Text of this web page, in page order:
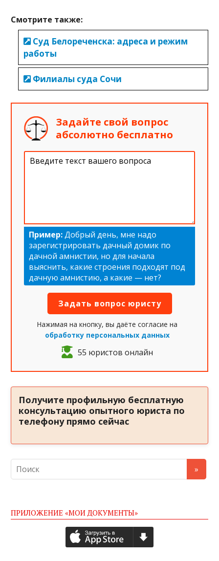
Смотрите также:
Суд Белореченска: адреса и режим
работы
Филиалы суда Сочи
Задайте свой вопрос
абсолютно бесплатно
Пример:Добрый день, мне надо
зарегистрировать дачный домик по
дачной амнистии, но для начала
выяснить, какие строения подходят под
дачную амнистию, а какие — нет?
Нажимая на кнопку, вы даёте согласие на
обработку персональных данных
55 юристов онлайн
Получите профильную бесплатную
консультацию опытного юриста по
телефону прямо сейчас
ПРИЛОЖЕНИЕ «МОИ ДОКУМЕНТЫ»